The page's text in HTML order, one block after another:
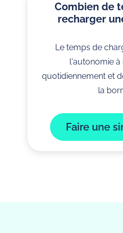
Combien de
recharger
Le temps de
l'autonomie à
quotidiennement et
la
Faire une